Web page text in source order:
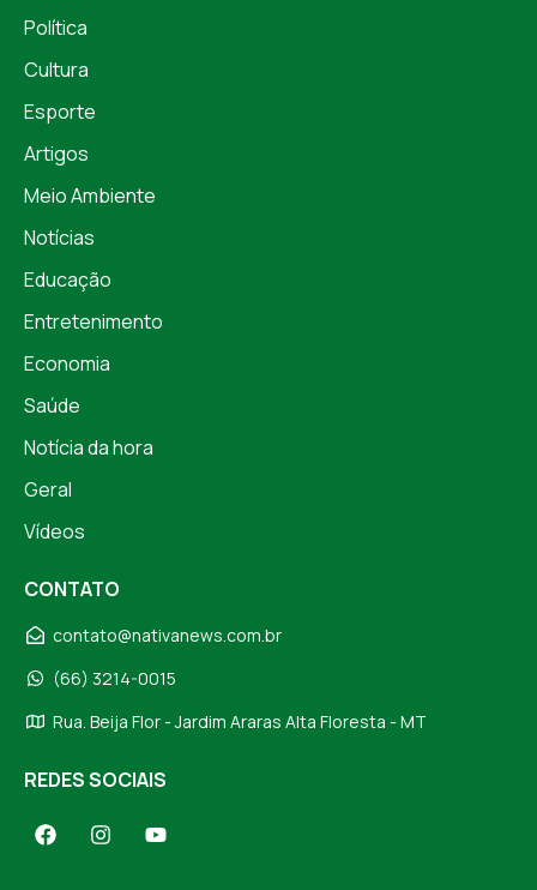
Política
Cultura
Esporte
Artigos
Meio Ambiente
Notícias
Educação
Entretenimento
Economia
Saúde
Notícia da hora
Geral
Vídeos
CONTATO
contato@nativanews.com.br
(66) 3214-0015
Rua. Beija Flor - Jardim Araras Alta Floresta - MT
REDES SOCIAIS